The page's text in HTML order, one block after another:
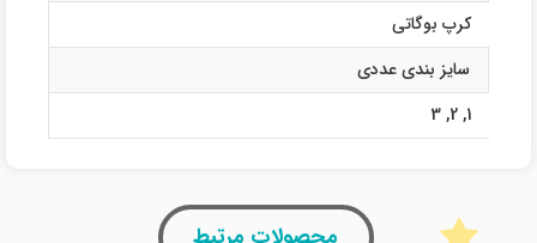
کرپ بوگاتی
سایز بندی عددی
1
,
2
,
3